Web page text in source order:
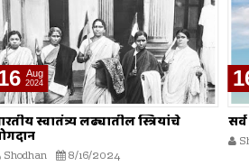
Aug
2024
स्वातंत्र्य लढ्यातील स्त्रियांचे
Shodhan 8/16/2024